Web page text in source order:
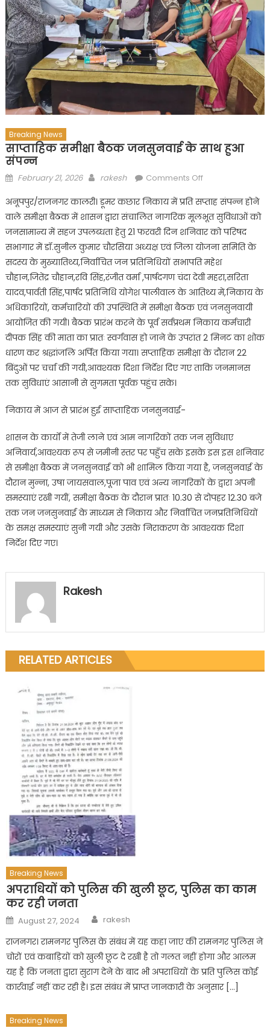
Breaking News
साप्ताहिक समीक्षा बैठक जनसुनवाई के साथ हुआ
संपन्न
Posted
February 21, 2026 Author
rakesh Comments Offon
समीक्षा
बैठक
जनसुनवाई
के
साथ
हुआ
संपन्न
अनूपपुर/राजनगर कालरी। डूमर कछार निकाय में प्रति सप्ताह संपन्न होने
वाले समीक्षा बैठक में शासन द्वारा संचालित नागरिक मूलभूत सुविधाओं को
जनसामान्य में सहज उपलब्धता हेतु 21 फरवरी दिन शनिवार को परिषद
सभागार में डॉ.सुनील कुमार चौरसिया अध्यक्ष एवं जिला योजना समिति के
सदस्य के मुख्यातिथ्य,निर्वाचित जन प्रतिनिधियों सभापति महेश
चौहान,जितेंद्र चौहान,रवि सिंह,रंजीत वर्मा ,पार्षदगण चंदा देवी महरा,सरिता
यादव,पार्वती सिंह,पार्षद प्रतिनिधि योगेश पालीवाल के आतिथ्य में,निकाय के
अधिकारियों, कर्मचारियों की उपस्थिति में समीक्षा बैठक एवं जनसुनवायी
आयोजित की गयी। बैठक प्रारंभ करने के पूर्व सर्वप्रथम निकाय कर्मचारी
दीपक सिंह की माता का प्रातः स्वर्गवास हो जाने के उपरांत 2 मिनट का शोक
धारण कर श्रद्धांजलि अर्पित किया गया। सप्ताहिक समीक्षा के दौरान 22
बिंदुओं पर चर्चा की गयी,आवश्यक दिशा निर्देश दिए गए ताकि जनमानस
तक सुविधाएं आसानी से सुगमता पूर्वक पहुंच सके।
निकाय में आज से प्रारंभ हुई साप्ताहिक जनसुनवाई-
शासन के कार्यों में तेजी लाने एवं आम नागरिकों तक जन सुविधाए
अनिवार्य,आवश्यक रूप से जमीनी स्तर पर पहुँच सके इसके इस इस शनिवार
से समीक्षा बैठक में जनसुनवाई को भी शामिल किया गया है, जनसुनवाई के
दौरान मुन्ना, उषा जायसवाल,पूजा पाव एवं अन्य नागरिकों के द्वारा अपनी
समस्याएं रखी गयीं, समीक्षा बैठक के दौरान प्रातः 10.30 से दोपहर 12.30 बजे
तक जन जनसुनवाई के माध्यम से निकाय और निर्वाचित जनप्रतिनिधियों
के समक्ष समस्याएं सुनी गयी और उसके निराकरण के आवश्यक दिशा
निर्देश दिए गए।
Rakesh
RELATED ARTICLES
Breaking News
अपराधियों को पुलिस की खुली छूट, पुलिस का काम
कर रही जनता
Posted
on
August 27, 2024 Author
rakesh
राजनगर। रामनगर पुलिस के संबंध में यह कहा जाए की रामनगर पुलिस ने
चोरों एवं कबाड़ियों को खुली छूट दे रखी है तो गलत नहीं होगा और आलम
यह है कि जनता द्वारा सुराग देने के बाद भी अपराधियों के प्रति पुलिस कोई
कार्रवाई नहीं कर रही है। इस संबंध में प्राप्त जानकारी के अनुसार […]
Breaking News